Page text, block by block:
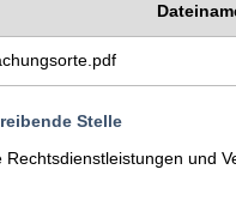
Stelle
und